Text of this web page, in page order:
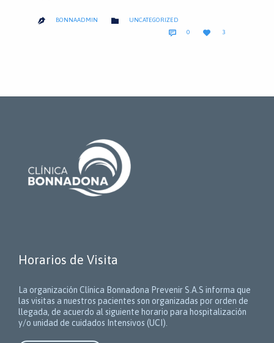
 BONNAADMIN  CATEGORY
UNCATEGORIZED
 0 COMMENTS

LOVE
IT
3
Horarios de Visita
La organización Clínica Bonnadona Prevenir S.A.S informa que
las visitas a nuestros pacientes son organizadas por orden de
llegada, de acuerdo al siguiente horario para hospitalización
y/o unidad de cuidados Intensivos (UCI).